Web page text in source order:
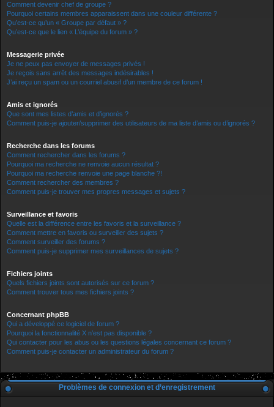
Comment devenir chef de groupe ?
Pourquoi certains membres apparaissent dans une couleur différente ?
Qu’est-ce qu’un « Groupe par défaut » ?
Qu’est-ce que le lien « L’équipe du forum » ?
Messagerie privée
Je ne peux pas envoyer de messages privés !
Je reçois sans arrêt des messages indésirables !
J’ai reçu un spam ou un courriel abusif d’un membre de ce forum !
Amis et ignorés
Que sont mes listes d’amis et d’ignorés ?
Comment puis-je ajouter/supprimer des utilisateurs de ma liste d’amis ou d’ignorés ?
Recherche dans les forums
Comment rechercher dans les forums ?
Pourquoi ma recherche ne renvoie aucun résultat ?
Pourquoi ma recherche renvoie une page blanche ?!
Comment rechercher des membres ?
Comment puis-je trouver mes propres messages et sujets ?
Surveillance et favoris
Quelle est la différence entre les favoris et la surveillance ?
Comment mettre en favoris ou surveiller des sujets ?
Comment surveiller des forums ?
Comment puis-je supprimer mes surveillances de sujets ?
Fichiers joints
Quels fichiers joints sont autorisés sur ce forum ?
Comment trouver tous mes fichiers joints ?
Concernant phpBB
Qui a développé ce logiciel de forum ?
Pourquoi la fonctionnalité X n’est pas disponible ?
Qui contacter pour les abus ou les questions légales concernant ce forum ?
Comment puis-je contacter un administrateur du forum ?
Problèmes de connexion et d’enregistrement